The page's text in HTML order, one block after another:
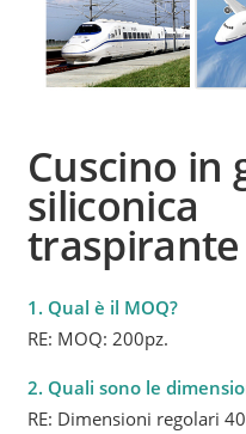
Cuscino in
siliconica
traspirante
1. Qual è il MOQ?
RE: MOQ: 200pz.
2. Quali sono le
RE: Dimensioni regolari